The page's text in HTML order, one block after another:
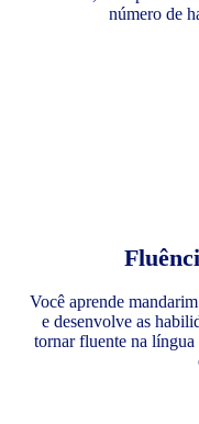
número de
Você aprende
e desenvolve as
tornar fluente na